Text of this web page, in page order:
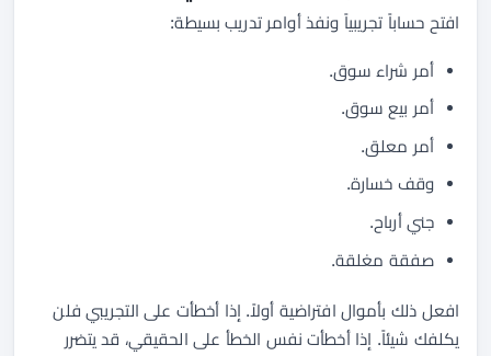
افتح حساباً تجريبياً ونفذ أوامر تدريب بسيطة:
أمر شراء سوق.
أمر بيع سوق.
أمر معلق.
وقف خسارة.
جني أرباح.
صفقة مغلقة.
افعل ذلك بأموال افتراضية أولاً. إذا أخطأت على التجريبي فلن
يكلفك شيئاً. إذا أخطأت نفس الخطأ على الحقيقي، قد يتضرر